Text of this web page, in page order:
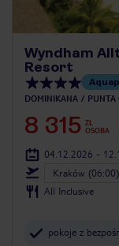
Wyndham
Resort
DOMINIKANA PUNTA
8 315 ZŁ
OSOBA
04.12.2026 -
Kraków (06:00)
All Inclusive
pokoje z